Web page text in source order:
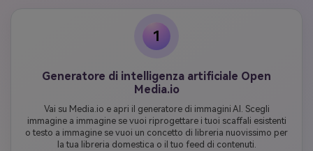
1
Generatore di intelligenza artificiale Open
Media.io
Vai su Media.io e apri il generatore di immagini AI. Scegli
immagine a immagine se vuoi riprogettare i tuoi scaffali esistenti
o testo a immagine se vuoi un concetto di libreria nuovissimo per
la tua libreria domestica o il tuo feed di contenuti.